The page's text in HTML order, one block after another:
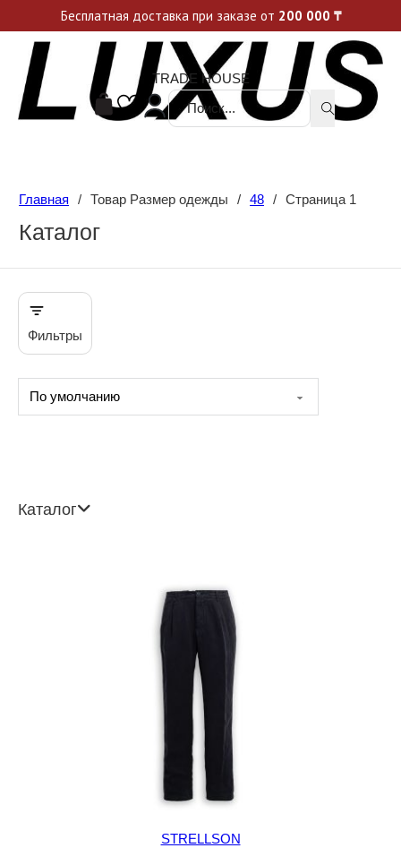
Уникальные акции и спецпредложения каждую неделю, не пропусти свой шанс
TRADE HOUSE
Поиск ...
Главная / Товар Размер одежды / 48 / Страница 1
Каталог
Фильтры
Каталог
STRELLSON
Бесплатная доставка при заказе от 200 000 ₸